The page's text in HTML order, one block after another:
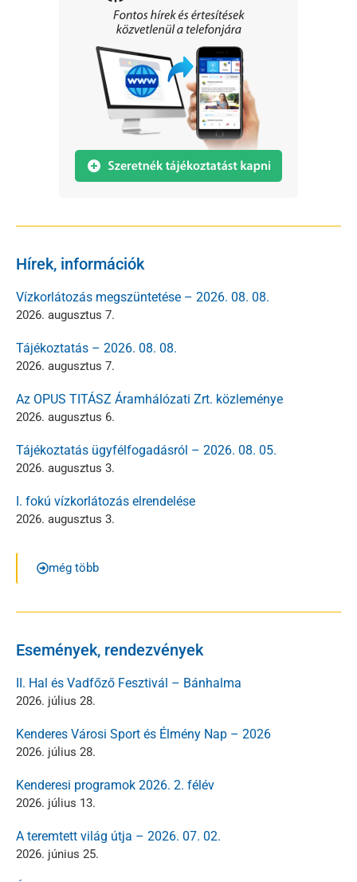
Hírek, információk
Vízkorlátozás megszüntetése – 2026. 08. 08.
2026. augusztus 7.
Tájékoztatás – 2026. 08. 08.
2026. augusztus 7.
Az OPUS TITÁSZ Áramhálózati Zrt. közleménye
2026. augusztus 6.
Tájékoztatás ügyfélfogadásról – 2026. 08. 05.
2026. augusztus 3.
I. fokú vízkorlátozás elrendelése
2026. augusztus 3.
még több
Események, rendezvények
II. Hal és Vadfőző Fesztivál – Bánhalma
2026. július 28.
Kenderes Városi Sport és Élmény Nap – 2026
2026. július 28.
Kenderesi programok 2026. 2. félév
2026. július 13.
A teremtett világ útja – 2026. 07. 02.
2026. június 25.